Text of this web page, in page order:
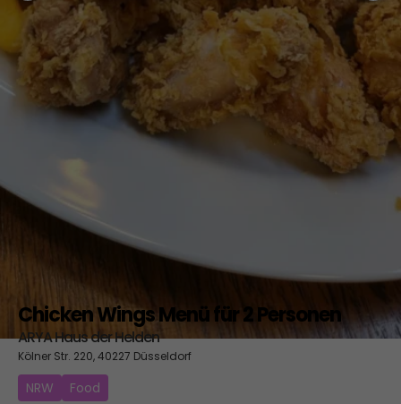
Chicken Wings Menü für 2 Personen
ARYA Haus der Helden
Kölner Str. 220, 40227 Düsseldorf
NRW Food